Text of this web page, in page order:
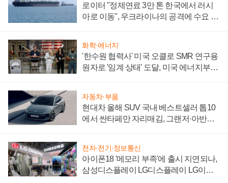
로이터 "정제연료 3만 톤 한국에서 러시
아로 이동", 우크라이나의 공격에 수요 늘
화학·에너지
'한수원 협력사' 미국 오클로 SMR 연구용
원자로 '임계 상태' 도달, 미국 에너지부
자동차·부품
현대차 올해 SUV 국내 베스트셀러 톱10
에서 싼타페만 자리매김, 그랜저·아반떼
전자·전기·정보통신
아이폰18 '메모리 부족'에 출시 지연되나,
삼성디스플레이 LG디스플레이 LG이노